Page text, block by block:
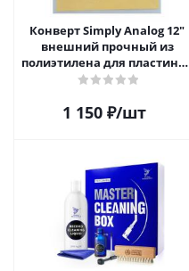
Конверт Simply Analog 12"
внешний прочный из
полиэтилена для пластинок
(25шт)
1 150₽/шт